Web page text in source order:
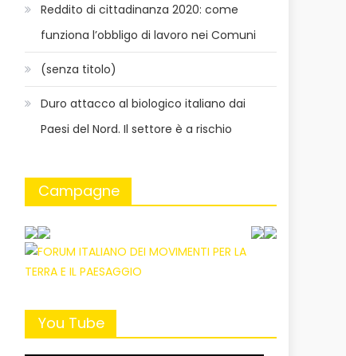
Reddito di cittadinanza 2020: come
funziona l’obbligo di lavoro nei Comuni
(senza titolo)
Duro attacco al biologico italiano dai
Paesi del Nord. Il settore è a rischio
Campagne
You Tube